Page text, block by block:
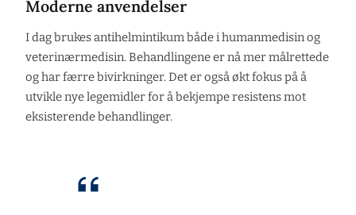
Moderne anvendelser
I dag brukes antihelmintikum både i humanmedisin og
veterinærmedisin. Behandlingene er nå mer målrettede
og har færre bivirkninger. Det er også økt fokus på å
utvikle nye legemidler for å bekjempe resistens mot
eksisterende behandlinger.